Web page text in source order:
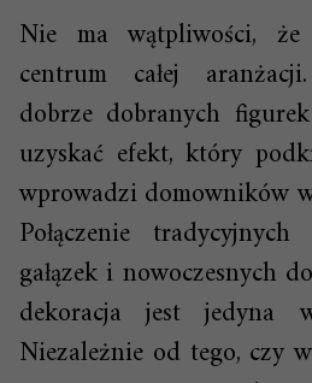
Nie ma wątpliwości,
centrum całej
dobrze dobranych
uzyskać efekt, który
wprowadzi domowników
Połączenie
gałązek i nowoczesnych
dekoracja jest jedyna
Niezależnie od tego, czy